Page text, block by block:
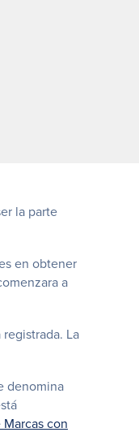
la parte
en obtener
a
La
denomina
con